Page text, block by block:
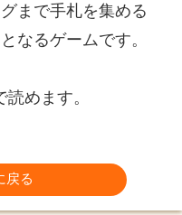
まで手札を集める
なるゲームです。
読めます。
戻る